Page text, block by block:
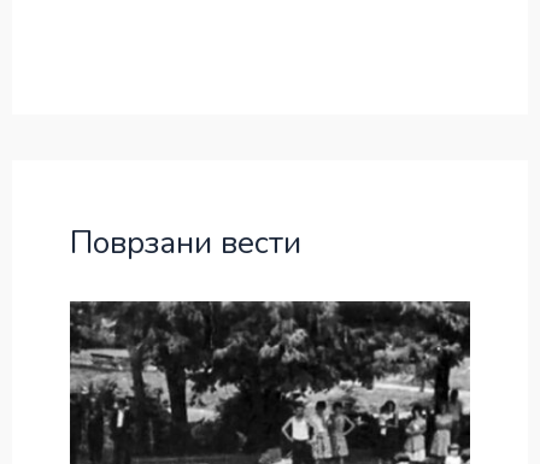
Поврзани вести